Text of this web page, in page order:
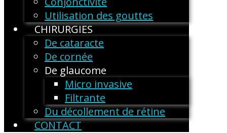
Utilisation des gouttes
CHIRURGIES
De cataracte
De cornée
De glaucome
Micro invasive
Filtrante
Du décollement de rétine
CONTACT